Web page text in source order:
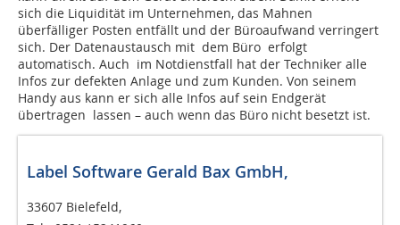
sich die Liquidität im Unternehmen, das Mahnen
überfälliger Posten entfällt und der Büroaufwand verringert
sich. Der Datenaustausch mit dem Büro erfolgt
automatisch. Auch im Notdienstfall hat der Techniker alle
Infos zur defekten Anlage und zum Kunden. Von seinem
Handy aus kann er sich alle Infos auf sein Endgerät
übertragen lassen – auch wenn das Büro nicht besetzt ist.
Label Software Gerald Bax GmbH,
33607 Bielefeld,